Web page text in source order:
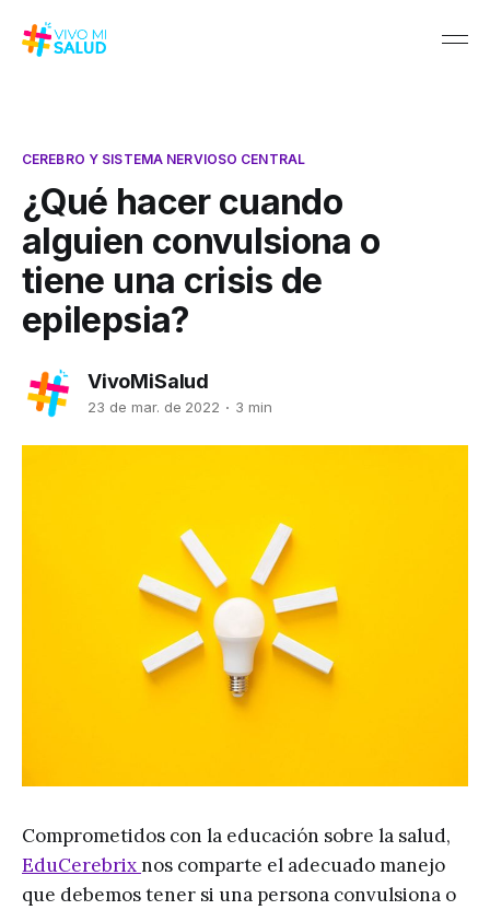
CEREBRO Y SISTEMA NERVIOSO CENTRAL
¿Qué hacer cuando
alguien convulsiona o
tiene una crisis de
epilepsia?
VivoMiSalud
23 de mar. de 2022 3 min
Comprometidos con la educación sobre la salud,
EduCerebrixnos comparte el adecuado manejo
que debemos tener si una persona convulsiona o